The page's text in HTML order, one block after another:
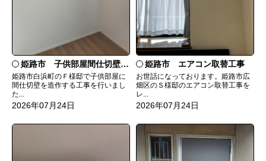
姫路市 子供部屋間仕切壁造作
姫路市白浜町のＦ様邸で子供部屋に
間仕切壁を造作する工事を行いまし
た...
2026年07月24日
姫路市 エアコン取替工事
お世話になっております。姫路市広
畑区のＳ様邸のエアコン取替工事を
レ...
2026年07月24日